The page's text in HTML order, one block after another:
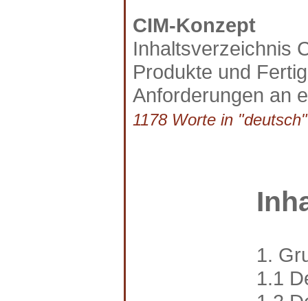
CIM-Konzept
Inhaltsverzeichnis
Produkte und
Anforderungen an
1178 Worte in
1.
1.1